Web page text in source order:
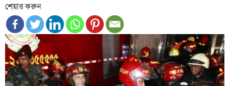
শেয়ার করুন